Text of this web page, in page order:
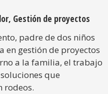
Gestión de proyectos
padre de dos niños
en gestión de proyectos
a la familia, el trabajo
que
rodeos.